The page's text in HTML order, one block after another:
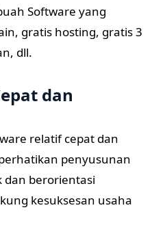
Software yang
gratis hosting, gratis 3
dll.
dan
relatif cepat dan
penyusunan
berorientasi
kesuksesan usaha